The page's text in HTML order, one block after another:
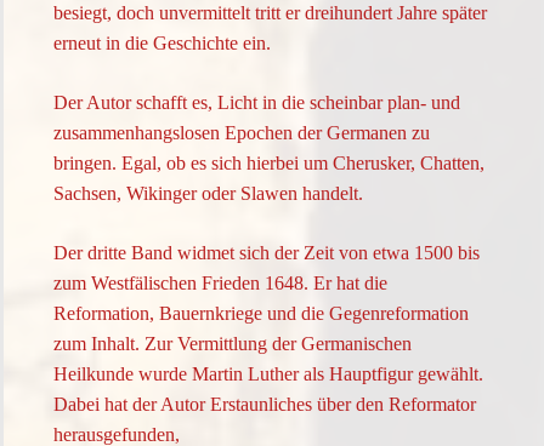
besiegt, doch unvermittelt tritt er dreihundert Jahre später
erneut in die Geschichte ein.
Der Autor schafft es, Licht in die scheinbar plan- und
zusammenhangslosen Epochen der Germanen zu
bringen. Egal, ob es sich hierbei um Cherusker, Chatten,
Sachsen, Wikinger oder Slawen handelt.
Der dritte Band widmet sich der Zeit von etwa 1500 bis
zum Westfälischen Frieden 1648. Er hat die
Reformation, Bauernkriege und die Gegenreformation
zum Inhalt. Zur Vermittlung der Germanischen
Heilkunde wurde Martin Luther als Hauptfigur gewählt.
Dabei hat der Autor Erstaunliches über den Reformator
herausgefunden,